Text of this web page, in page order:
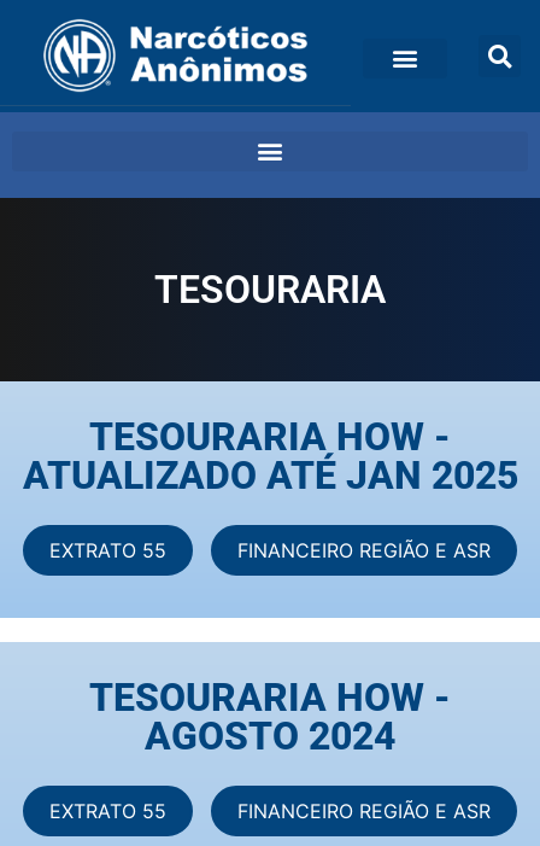
TESOURARIA
TESOURARIA HOW -
ATUALIZADO ATÉ JAN 2025
EXTRATO 55 FINANCEIRO REGIÃO E ASR
TESOURARIA HOW -
AGOSTO 2024
EXTRATO 55 FINANCEIRO REGIÃO E ASR